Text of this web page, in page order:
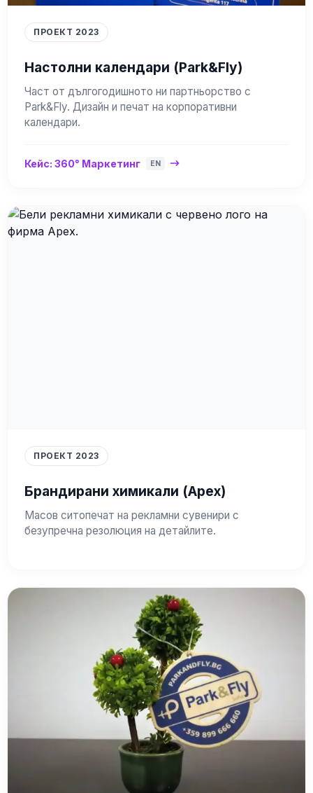
ПРОЕКТ 2023
Настолни календари (Park&Fly)
Част от дългогодишното ни партньорство с
Park&Fly. Дизайн и печат на корпоративни
календари.
Кейс: 360° Маркетинг EN
ПРОЕКТ 2023
Брандирани химикали (Apex)
Масов ситопечат на рекламни сувенири с
безупречна резолюция на детайлите.